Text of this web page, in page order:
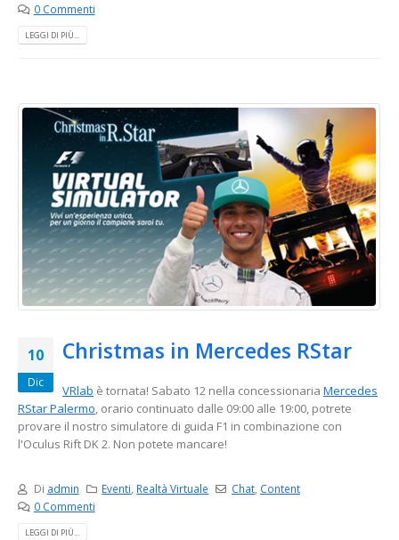
0 Commenti
LEGGI DI PIÙ...
10
Dic
Christmas in Mercedes RStar
VRlab è tornata! Sabato 12 nella concessionaria Mercedes
RStar Palermo, orario continuato dalle 09:00 alle 19:00, potrete
provare il nostro simulatore di guida F1 in combinazione con
l'Oculus Rift DK 2. Non potete mancare!
Di admin Eventi Realtà Virtuale Chat Content
0 Commenti
LEGGI DI PIÙ...